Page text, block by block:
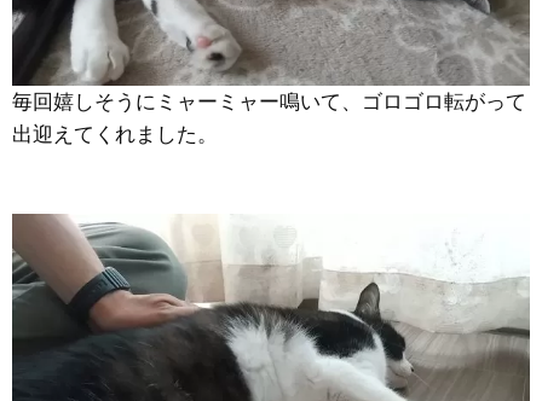
毎回嬉しそうにミャーミャー鳴いて、ゴロゴロ転がって
出迎えてくれました。